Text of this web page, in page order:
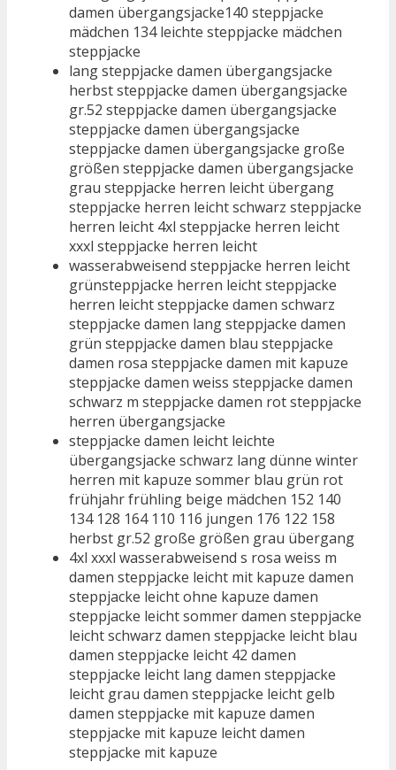
damen übergangsjacke140 steppjacke
mädchen 134 leichte steppjacke mädchen
steppjacke
lang steppjacke damen übergangsjacke
herbst steppjacke damen übergangsjacke
gr.52 steppjacke damen übergangsjacke
steppjacke damen übergangsjacke
steppjacke damen übergangsjacke große
größen steppjacke damen übergangsjacke
grau steppjacke herren leicht übergang
steppjacke herren leicht schwarz steppjacke
herren leicht 4xl steppjacke herren leicht
xxxl steppjacke herren leicht
wasserabweisend steppjacke herren leicht
grünsteppjacke herren leicht steppjacke
herren leicht steppjacke damen schwarz
steppjacke damen lang steppjacke damen
grün steppjacke damen blau steppjacke
damen rosa steppjacke damen mit kapuze
steppjacke damen weiss steppjacke damen
schwarz m steppjacke damen rot steppjacke
herren übergangsjacke
steppjacke damen leicht leichte
übergangsjacke schwarz lang dünne winter
herren mit kapuze sommer blau grün rot
frühjahr frühling beige mädchen 152 140
134 128 164 110 116 jungen 176 122 158
herbst gr.52 große größen grau übergang
4xl xxxl wasserabweisend s rosa weiss m
damen steppjacke leicht mit kapuze damen
steppjacke leicht ohne kapuze damen
steppjacke leicht sommer damen steppjacke
leicht schwarz damen steppjacke leicht blau
damen steppjacke leicht 42 damen
steppjacke leicht lang damen steppjacke
leicht grau damen steppjacke leicht gelb
damen steppjacke mit kapuze damen
steppjacke mit kapuze leicht damen
steppjacke mit kapuze